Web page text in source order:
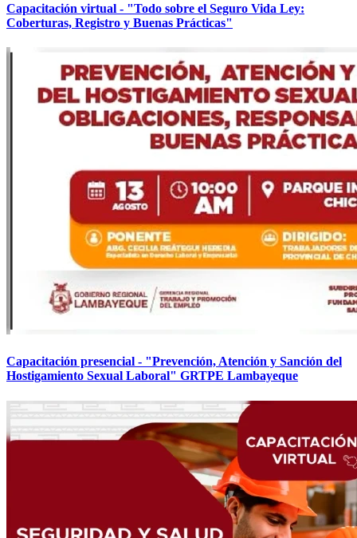
Capacitación virtual - "Todo sobre el Seguro Vida Ley:
Coberturas, Registro y Buenas Prácticas"
Capacitación presencial - "Prevención, Atención y Sanción del
Hostigamiento Sexual Laboral" GRTPE Lambayeque